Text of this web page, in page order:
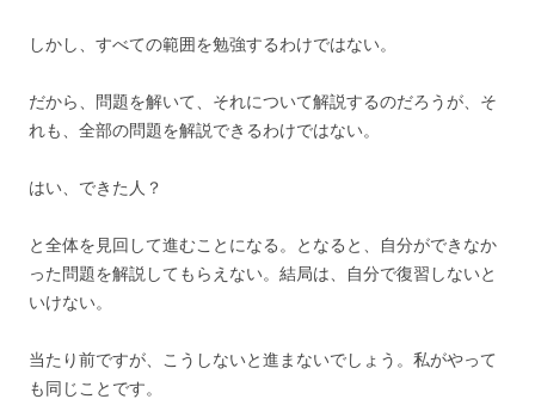
しかし、すべての範囲を勉強するわけではない。
だから、問題を解いて、それについて解説するのだろうが、そ
れも、全部の問題を解説できるわけではない。
はい、できた人？
と全体を見回して進むことになる。となると、自分ができなか
った問題を解説してもらえない。結局は、自分で復習しないと
いけない。
当たり前ですが、こうしないと進まないでしょう。私がやって
も同じことです。